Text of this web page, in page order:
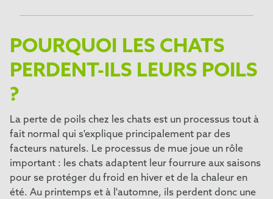
York Chocolat
POURQUOI LES CHATS
PERDENT-ILS LEURS POILS
?
La perte de poils chez les chats est un processus tout à
fait normal qui s'explique principalement par des
facteurs naturels. Le processus de mue joue un rôle
important : les chats adaptent leur fourrure aux saisons
pour se protéger du froid en hiver et de la chaleur en
été. Au printemps et à l'automne, ils perdent donc une